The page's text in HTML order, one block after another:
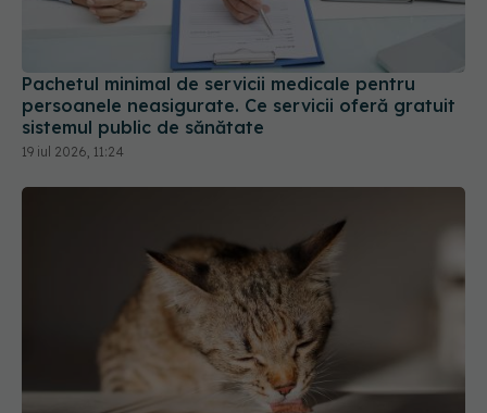
Pachetul minimal de servicii medicale pentru
persoanele neasigurate. Ce servicii oferă gratuit
sistemul public de sănătate
19 iul 2026, 11:24